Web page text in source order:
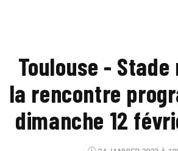
Toulouse -
la rencontre
dimanche 12